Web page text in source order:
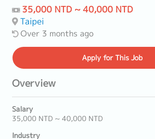
35,000 NTD ~ 40,000 NTD
Taipei
Over 3 months ago
Applyfor This Job
Overview
Salary
35,000 NTD ~ 40,000 NTD
Industry